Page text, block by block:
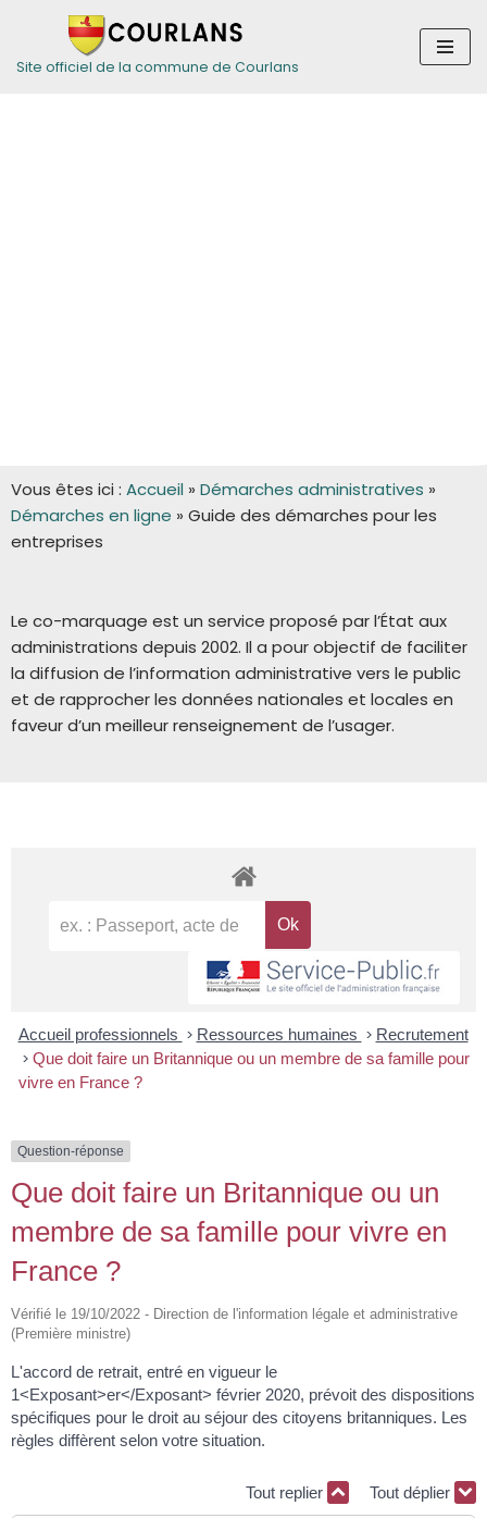
Aller
Site officiel de la commune de Courlans
Vous êtes ici : Accueil » Démarches administratives »
Démarches en ligne » Guide des démarches pour les
entreprises
Le co-marquage est un service proposé par l’État aux
administrations depuis 2002. Il a pour objectif de faciliter
la diffusion de l’information administrative vers le public
et de rapprocher les données nationales et locales en
faveur d’un meilleur renseignement de l’usager.
Accueil professionnels > Ressources humaines > Recrutement
> Que doit faire un Britannique ou un membre de sa famille pour
vivre en France ?
Question-réponse
Que doit faire un Britannique ou un
membre de sa famille pour vivre en
France ?
Vérifié le 19/10/2022 - Direction de l'information légale et administrative
(Première ministre)
L'accord de retrait, entré en vigueur le
1<Exposant>er</Exposant> février 2020, prévoit des dispositions
spécifiques pour le droit au séjour des citoyens britanniques. Les
règles diffèrent selon votre situation.
Tout replier Tout déplier